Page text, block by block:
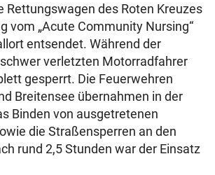
Rettungswagen des Roten Kreuzes
vom „Acute Community Nursing“
entsendet. Während der
verletzten Motorradfahrer
gesperrt. Die Feuerwehren
Breitensee übernahmen in der
Binden von ausgetretenen
die Straßensperren an den
rund 2,5 Stunden war der Einsatz